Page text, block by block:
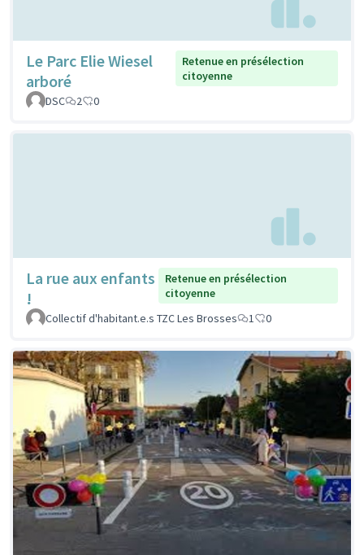
Le Parc Elie Wiesel
arboré
Retenue en présélection
citoyenne
DSC
2 0
La rue aux enfants
!
Retenue en présélection
citoyenne
Collectif d'habitant.e.s TZC Les Brosses
1 0